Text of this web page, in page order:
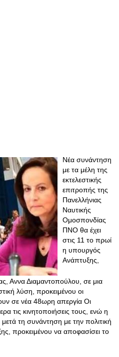
Νέα συνάντηση
με τα μέλη της
εκτελεστικής
επιτροπής της
Πανελλήνιας
Ναυτικής
Ομοσπονδίας
ΠΝΟ θα έχει
στις 11 το πρωί
η υπουργός
Ανάπτυξης,
Αννα Διαμαντοπούλου, σε μια
λύση, προκειμένου οι
σε νέα 48ωρη απεργία Οι
τις κινητοποιήσεις τους, ενώ η
τη συνάντηση με την πολιτική
προκειμένου να αποφασίσει το